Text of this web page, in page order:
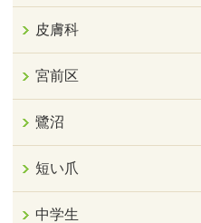
皮膚科
宮前区
鷺沼
短い爪
中学生